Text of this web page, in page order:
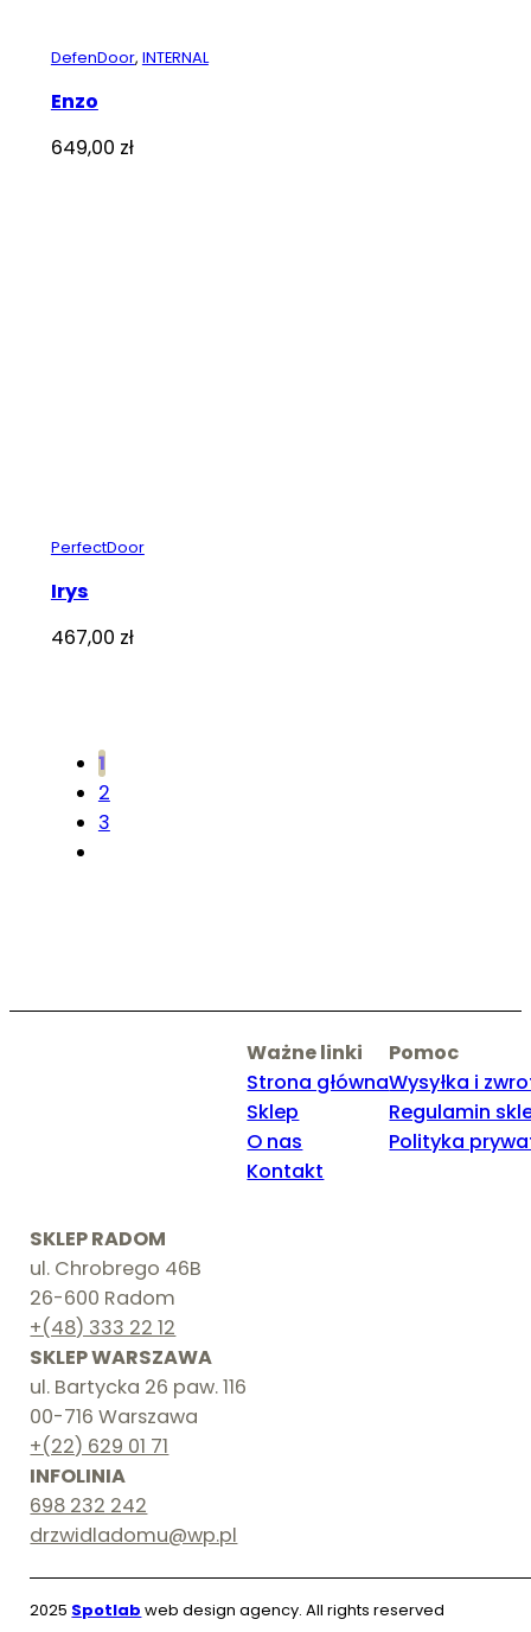
DefenDoor, INTERNAL
Enzo
649,00 zł
PerfectDoor
Irys
467,00 zł
1
2
3
SKLEP RADOM
ul. Chrobrego 46B
26-600 Radom
+(48) 333 22 12
SKLEP WARSZAWA
ul. Bartycka 26 paw. 116
00-716 Warszawa
+(22) 629 01 71
INFOLINIA
698 232 242
drzwidladomu@wp.pl
Ważne linki
Strona główna
Sklep
O nas
Kontakt
Pomoc
Wysyłka i
Regulamin
Polityka
2025 Spotlab web design agency. All rights reserved